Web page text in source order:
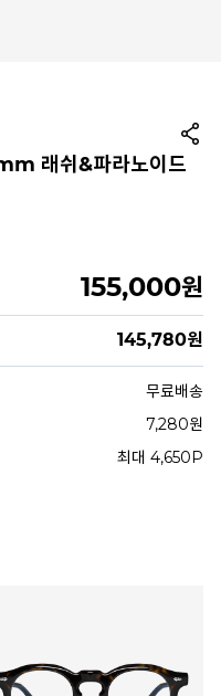
래쉬&파라노이드
155,000원
145,780원
무료배송
7,280원
최대 4,650P